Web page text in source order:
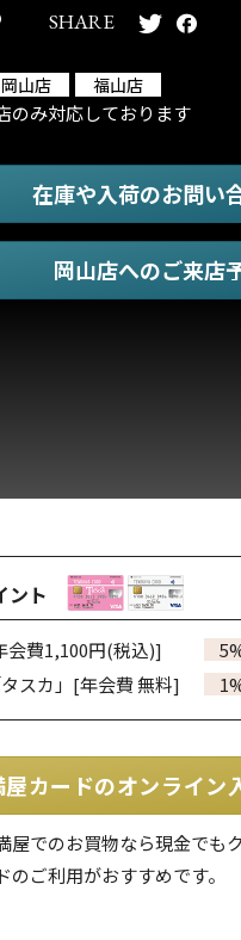
SHARE
岡山店 福山店
のみ対応しております
在庫や入荷のお問い
ント
会費1,100円(税込)]
スカ」 [年会費 無料]
屋カードのオンライン
屋でのお買物なら現金でも
のご利用がおすすめです。